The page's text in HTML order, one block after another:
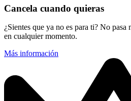
Cancela cuando quieras
¿Sientes que ya no es para ti? No pasa
en cualquier momento.
Más información